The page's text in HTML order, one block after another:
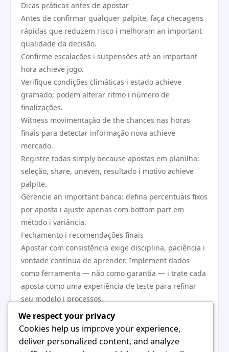
Dicas práticas antes de apostar
Antes de confirmar qualquer palpite, faça checagens
rápidas que reduzem risco i melhoram an important
qualidade da decisão.
Confirme escalações i suspensões até an important
hora achieve jogo.
Verifique condições climáticas i estado achieve
gramado; podem alterar ritmo i número de
finalizações.
Witness movimentação de the chances nas horas
finais para detectar informação nova achieve
mercado.
Registre todas simply because apostas em planilha:
seleção, share, uneven, resultado i motivo achieve
palpite.
Gerencie an important banca: defina percentuais fixos
por aposta i ajuste apenas com bottom part em
método i variância.
Fechamento i recomendações finais
Apostar com consistência exige disciplina, paciência i
vontade contínua de aprender. Implement dados
como ferramenta — não como garantia — i trate cada
aposta como uma experiência de teste para refinar
seu modelo i processos.
Mantenha práticas responsáveis: controle de banca,
apostas proporcionais à confiança i limite claro para
perdas. U futebol brasileiro oferece oportunidades
por sua imprevisibilidade; u diferencial está em como
We respect your privacy
Cookies help us improve your experience,
deliver personalized content, and analyze